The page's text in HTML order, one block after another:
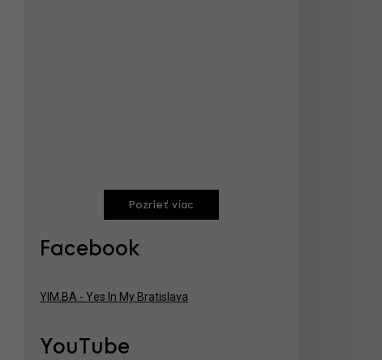
Pozrieť viac
Facebook
YIM.BA - Yes In My Bratislava
YouTube